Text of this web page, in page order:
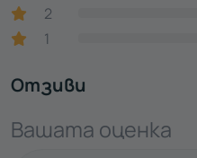
2
1
Отзиви
Вашата оценка